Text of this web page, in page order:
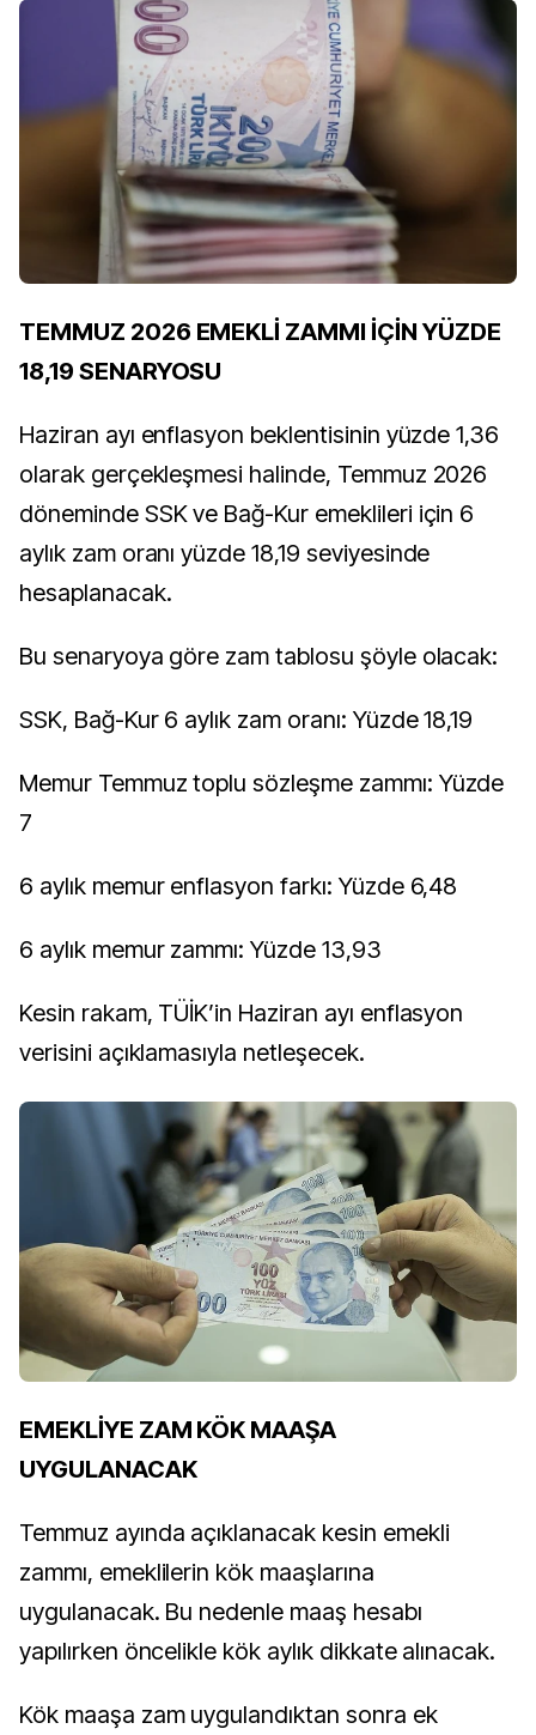
TEMMUZ 2026 EMEKLİ ZAMMI İÇİN YÜZDE
18,19 SENARYOSU
Haziran ayı enflasyon beklentisinin yüzde 1,36
olarak gerçekleşmesi halinde, Temmuz 2026
döneminde SSK ve Bağ-Kur emeklileri için 6
aylık zam oranı yüzde 18,19 seviyesinde
hesaplanacak.
Bu senaryoya göre zam tablosu şöyle olacak:
SSK, Bağ-Kur 6 aylık zam oranı: Yüzde 18,19
Memur Temmuz toplu sözleşme zammı: Yüzde
7
6 aylık memur enflasyon farkı: Yüzde 6,48
6 aylık memur zammı: Yüzde 13,93
Kesin rakam, TÜİK’in Haziran ayı enflasyon
verisini açıklamasıyla netleşecek.
EMEKLİYE ZAM KÖK MAAŞA
UYGULANACAK
Temmuz ayında açıklanacak kesin emekli
zammı, emeklilerin kök maaşlarına
uygulanacak. Bu nedenle maaş hesabı
yapılırken öncelikle kök aylık dikkate alınacak.
Kök maaşa zam uygulandıktan sonra ek